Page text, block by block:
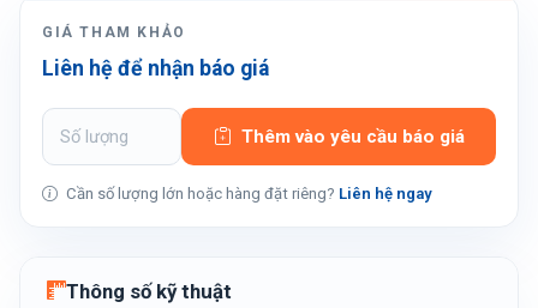
GIÁ THAM KHẢO
Liên hệ để nhận báo giá
Thêm vào yêu cầu báo giá
Cần số lượng lớn hoặc hàng đặt riêng? Liên hệ ngay
Thông số kỹ thuật